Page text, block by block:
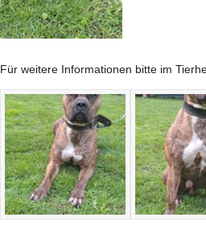
Für weitere Informationen bitte im